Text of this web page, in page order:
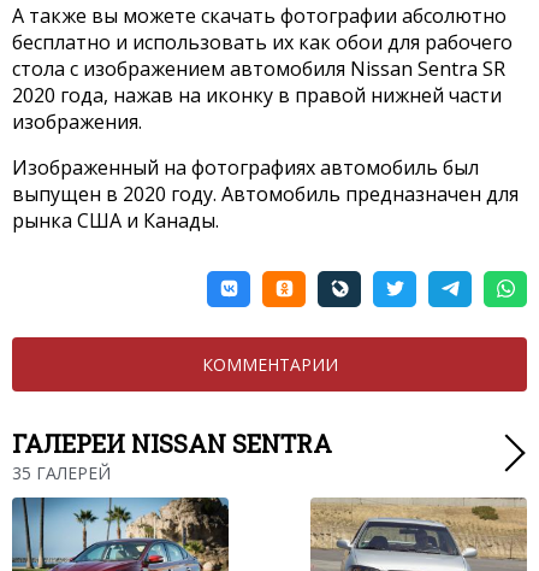
А также вы можете скачать фотографии абсолютно
бесплатно и использовать их как обои для рабочего
стола с изображением автомобиля Nissan Sentra SR
2020 года, нажав на иконку в правой нижней части
изображения.
Изображенный на фотографиях автомобиль был
выпущен в 2020 году. Автомобиль предназначен для
рынка США и Канады.
КОММЕНТАРИИ
ГАЛЕРЕИ NISSAN SENTRA
35 ГАЛЕРЕЙ